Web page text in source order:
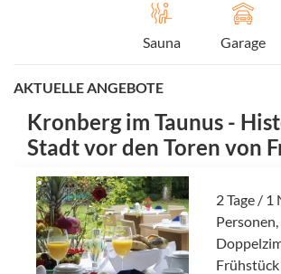
Sauna Garage
AKTUELLE ANGEBOTE
Kronberg im Taunus -
Stadt vor den Toren von
2 Tage / 1
Personen,
Frühstück